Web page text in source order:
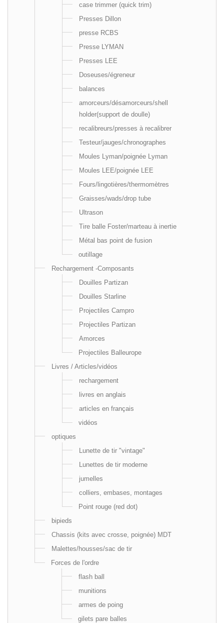
case trimmer (quick trim)
Presses Dillon
presse RCBS
Presse LYMAN
Presses LEE
Doseuses/égreneur
balances
amorceurs/désamorceurs/shell
holder(support de doulle)
recalibreurs/presses à recalibrer
Testeur/jauges/chronographes
Moules Lyman/poignée Lyman
Moules LEE/poignée LEE
Fours/lingotières/thermomètres
Graisses/wads/drop tube
Ultrason
Tire balle Foster/marteau à inertie
Métal bas point de fusion
outillage
Rechargement -Composants
Douilles Partizan
Douilles Starline
Projectiles Campro
Projectiles Partizan
Amorces
Projectiles Balleurope
Livres / Articles/vidéos
rechargement
livres en anglais
articles en français
vidéos
optiques
Lunette de tir "vintage"
Lunettes de tir moderne
jumelles
colliers, embases, montages
Point rouge (red dot)
bipieds
Chassis (kits avec crosse, poignée) MDT
Malettes/housses/sac de tir
Forces de l'ordre
flash ball
munitions
armes de poing
gilets pare balles